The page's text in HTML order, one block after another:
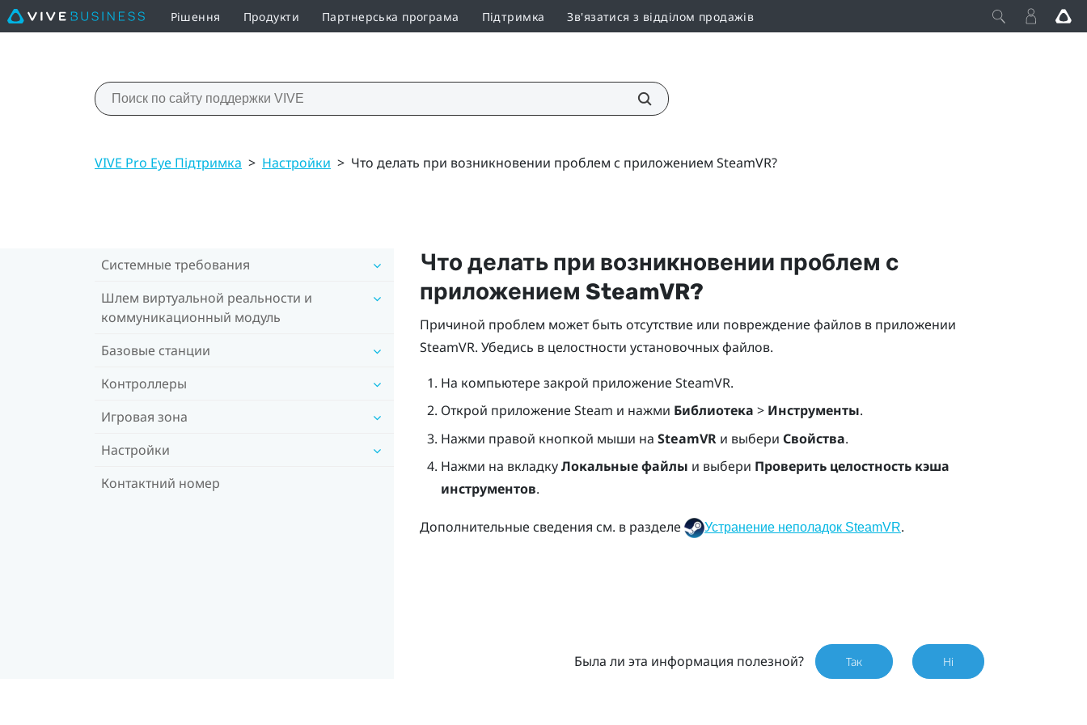
Рішення Продукти Партнерська програма Підтримка Зв'язатися з відділом продажів
VIVE Pro Eye Підтримка > Настройки > Что делать при возникновении проблем с приложением SteamVR?
Системные требования
Шлем виртуальной реальности и
коммуникационный модуль
Базовые станции
Контроллеры
Игровая зона
Настройки
Контактний номер
Что делать при возникновении проблем с
приложением SteamVR?
Причиной проблем может быть отсутствие или повреждение файлов в приложении
SteamVR. Убедись в целостности установочных файлов.
На компьютере закрой приложение SteamVR.
Открой приложение Steam и нажми Библиотека > Инструменты.
Нажми правой кнопкой мыши на SteamVRи выбери Свойства.
Нажми на вкладкуЛокальные файлы и выбери Проверить целостность кэша
инструментов.
Дополнительные сведения см. в разделе Устранение неполадок SteamVR.
Была ли эта информация полезной? Так Ні